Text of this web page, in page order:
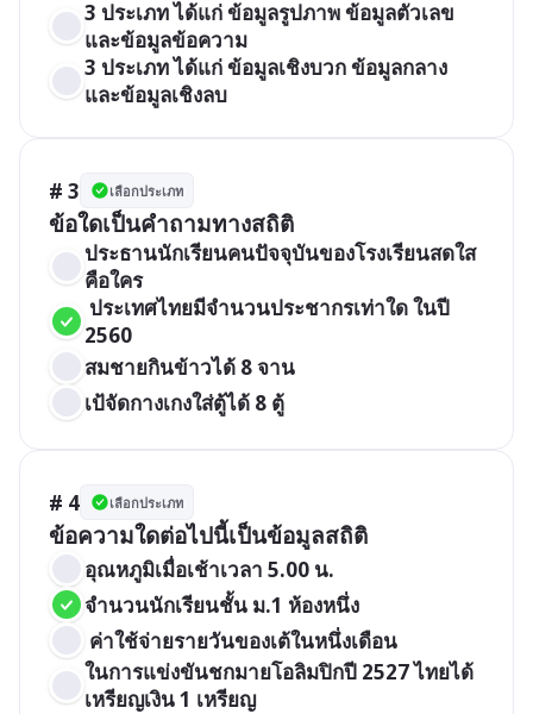
3 ประเภท ได้แก่ ข้อมูลรูปภาพ ข้อมูลตัวเลข
และข้อมูลข้อความ
3 ประเภท ได้แก่ ข้อมูลเชิงบวก ข้อมูลกลาง
และข้อมูลเชิงลบ
# 3 เลือกประเภท
ข้อใดเป็นคำถามทางสถิติ
ประธานนักเรียนคนปัจจุบันของโรงเรียนสดใส
คือใคร
2560
สมชายกินข้าวได้ 8 จาน
เป้จัดกางเกงใส่ตู้ได้ 8 ตู้
# 4 เลือกประเภท
ข้อความใดต่อไปนี้เป็นข้อมูลสถิติ
อุณหภูมิเมื่อเช้าเวลา 5.00 น.
จำนวนนักเรียนชั้น ม.1 ห้องหนึ่ง
ค่าใช้จ่ายรายวันของเต้ในหนึ่งเดือน
ในการแข่งขันชกมายโอลิมปิกปี 2527 ไทยได้
เหรียญเงิน 1 เหรียญ